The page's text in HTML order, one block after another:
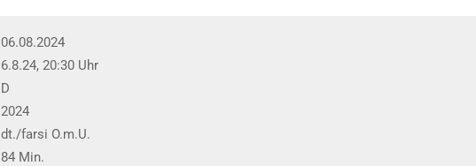
06.08.2024
6.8.24, 20:30 Uhr
D
2024
dt./farsi O.m.U.
84 Min.